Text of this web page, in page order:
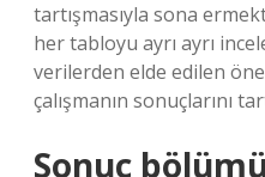
tartışmasıyla sona
her tabloyu ayrı ayrı
verilerden elde edilen
çalışmanın sonuçlarını
Sonuç